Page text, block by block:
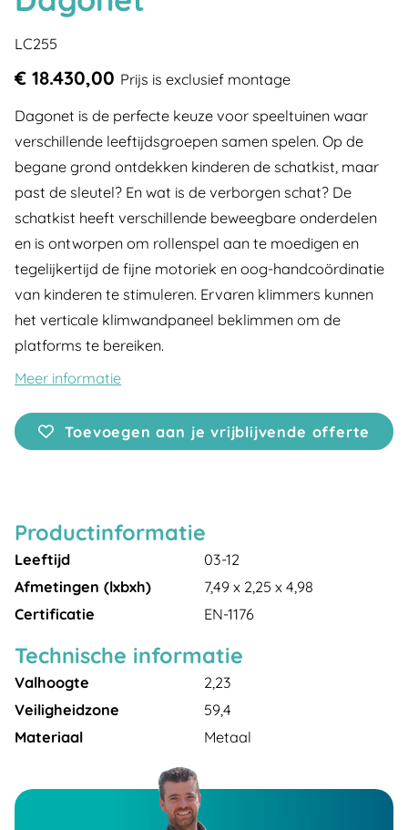
LC255
€ 18.430,00 Prijs is exclusief montage
Dagonet is de perfecte keuze voor speeltuinen waar
verschillende leeftijdsgroepen samen spelen. Op de
begane grond ontdekken kinderen de schatkist, maar
past de sleutel? En wat is de verborgen schat? De
schatkist heeft verschillende beweegbare onderdelen
en is ontworpen om rollenspel aan te moedigen en
tegelijkertijd de fijne motoriek en oog-handcoördinatie
van kinderen te stimuleren. Ervaren klimmers kunnen
het verticale klimwandpaneel beklimmen om de
platforms te bereiken.
Meer informatie
Toevoegen aan je vrijblijvende offerte
Productinformatie
Leeftijd
03-12
Afmetingen (lxbxh)
7,49 x 2,25 x 4,98
Certificatie
EN-1176
Technische informatie
Valhoogte
2,23
Veiligheidzone
59,4
Materiaal
Metaal